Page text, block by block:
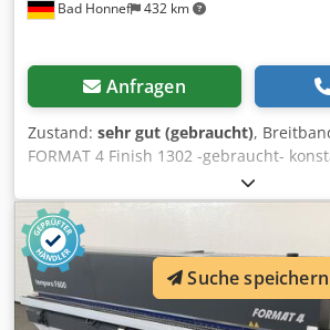
Bad Honnef 432 km
Anfragen
Zustand: sehr gut (gebraucht),
FORMAT 4 Finish 1302 -gebraucht-
dank Oberteilverstellung, Kombi-
Kontaktwalze und Schleifschuh,
pneumatische Aktivierung der
elektronischer Segmentschleifschuh,
Schleifhöhe, stufenlose
automatische Teppichzentrierung,
Bildschirm mit Touchscreen,
Suche speichern